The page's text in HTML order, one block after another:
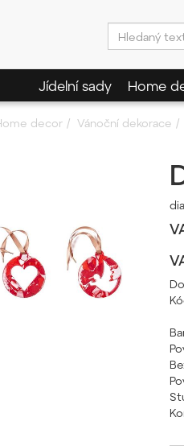
Jídelní sady Home
decor Vánoční dekorace